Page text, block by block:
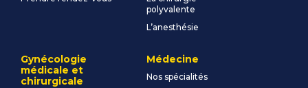
polyvalente
L’anesthésie
Gynécologie
médicale et
chirurgicale
Médecine
Nos spécialités